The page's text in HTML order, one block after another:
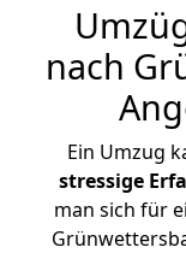
nach
Ein Umzug
stressige
man sich für